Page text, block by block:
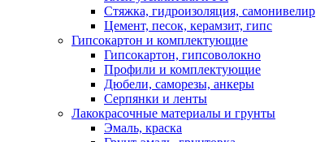
Стяжка, гидроизоляция, самонивелир
Цемент, песок, керамзит, гипс
Гипсокартон и комплектующие
Гипсокартон, гипсоволокно
Профили и комплектующие
Дюбели, саморезы, анкеры
Серпянки и ленты
Лакокрасочные материалы и грунты
Эмаль, краска